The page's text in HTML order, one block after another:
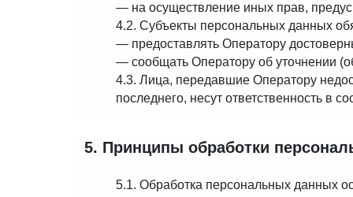
— на осуществление иных прав,
4.2. Субъекты персональных данных
— предоставлять Оператору
— сообщать Оператору об уточнении
4.3. Лица, передавшие Оператору
последнего, несут ответственность в
5. Принципы обработки
5.1. Обработка персональных данных